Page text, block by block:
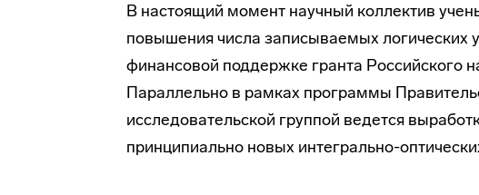
В настоящий момент научный коллектив
повышения числа записываемых логических
финансовой поддержке гранта
Параллельно в рамках программы
исследовательской группой ведется
принципиально новых интегрально-